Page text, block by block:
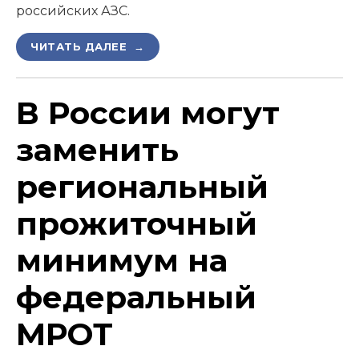
российских АЗС.
ЧИТАТЬ ДАЛЕЕ →
В России могут
заменить
региональный
прожиточный
минимум на
федеральный
МРОТ